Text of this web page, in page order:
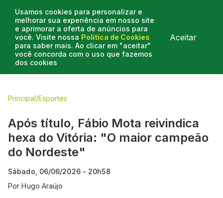
Usamos cookies para personalizar e
melhorar sua experiência em nosso site
e aprimorar a oferta de anúncios para
você. Visite nossa Política de Cookies
para saber mais. Ao clicar em "aceitar"
você concorda com o uso que fazemos
dos cookies
Aceitar
E.C Bahia
Principal/Esportes
Após título, Fábio Mota reivindica
hexa do Vitória: "O maior campeão
do Nordeste"
Sábado, 06/06/2026 - 20h58
PorHugo Araújo